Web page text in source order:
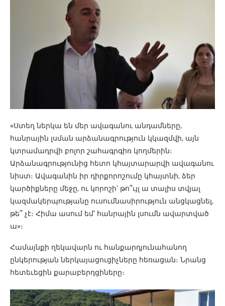
«Ստեղ ներկա են մեր ավագանու անդամները,
հանրային լսման արձանագրություն կկազմվի, այն
կտրամադրվի բոլոր շահագրգիռ կողմերին։
Արձանագրությունից հետո կհայտարարվի ավագանու
նիստ։ Ավագանին իր դիրքորոշումը կհայտնի, ձեր
կարծիքները մեջը, ու կորոշի՝ թո՞ւյլ ա տալիս տվյալ
կազմակերպությանը ուսումնասիրություն անցկացնել,
թե՞ չէ։ Հիմա ասում եմ՝ հանրային լսումն ավարտված
ա»։
Համայնքի ղեկավարն ու հանքարդյունահանող
ընկերության ներկայացուցիչները հեռացան։ Նրանց
հետեւեցին քարաբերդցիները։